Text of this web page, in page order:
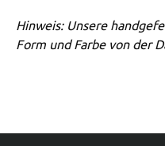
Hinweis: Unsere
Form und Farbe von der